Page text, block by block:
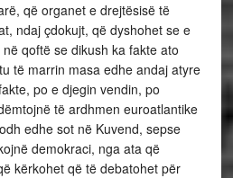
që organet e drejtësisë të
ndaj çdokujt, që dyshohet se e
qoftë se dikush ka fakte ato
të marrin masa edhe andaj atyre
po e djegin vendin, po
të ardhmen euroatlantike
edhe sot në Kuvend, sepse
demokraci, nga ata që
kërkohet që të debatohet për